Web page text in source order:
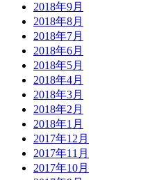
2018年9月
2018年8月
2018年7月
2018年6月
2018年5月
2018年4月
2018年3月
2018年2月
2018年1月
2017年12月
2017年11月
2017年10月